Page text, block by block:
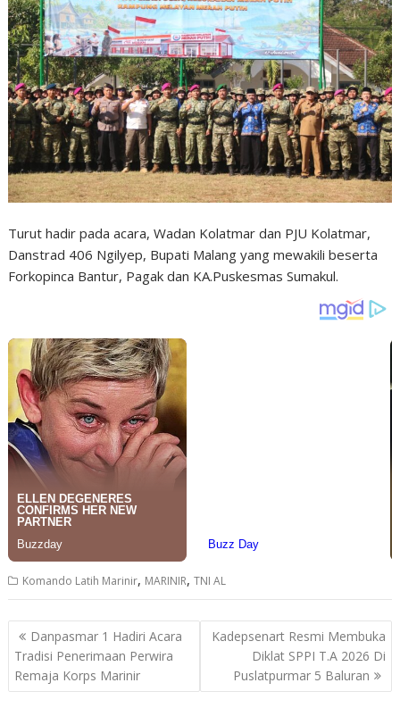
Turut hadir pada acara, Wadan Kolatmar dan PJU Kolatmar,
Danstrad 406 Ngilyep, Bupati Malang yang mewakili beserta
Forkopinca Bantur, Pagak dan KA.Puskesmas Sumakul.
Komando Latih Marinir, MARINIR,TNI AL
Post
navigation
Danpasmar 1 Hadiri Acara
Tradisi Penerimaan Perwira
Remaja Korps Marinir
Kadepsenart Resmi Membuka
Diklat SPPI T.A 2026 Di
Puslatpurmar 5 Baluran